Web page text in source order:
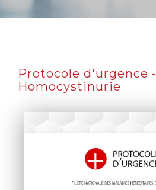
Protocole d'urgence -
Homocystinurie